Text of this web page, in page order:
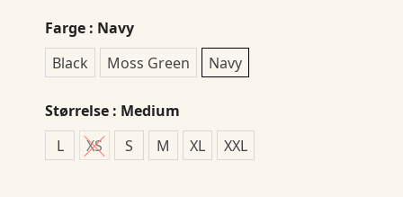
Farge : Navy
Black
Moss Green Navy
Størrelse : Medium
L
XS S M XL XXL